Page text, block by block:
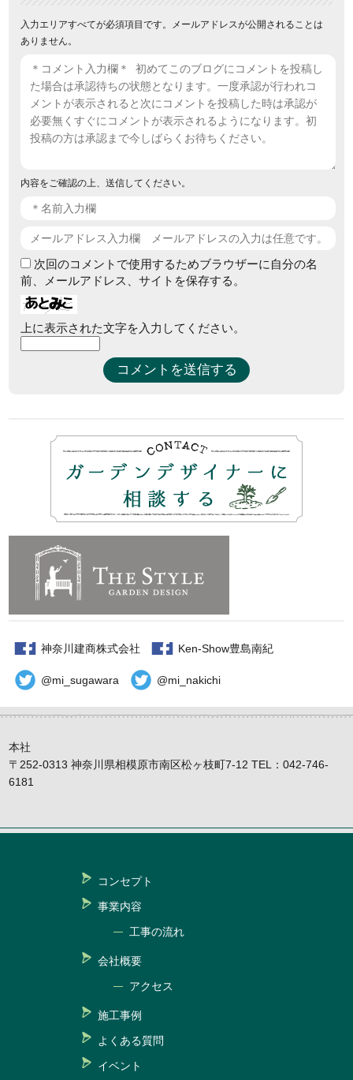
入力エリアすべてが必須項目です。メールアドレスが公開されることは
ありません。
内容をご確認の上、送信してください。
次回のコメントで使用するためブラウザーに自分の名
前、メールアドレス、サイトを保存する。
上に表示された文字を入力してください。
神奈川建商株式会社 Ken-Show豊島南紀
@mi_sugawara @mi_nakichi
本社
〒252-0313 神奈川県相模原市南区松ヶ枝町7-12 TEL：042-746-
6181
コンセプト
事業内容
工事の流れ
会社概要
アクセス
施工事例
よくある質問
イベント